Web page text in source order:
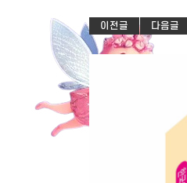
이전글 다음글